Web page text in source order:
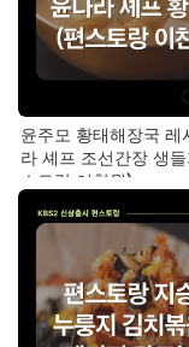
윤주모 황태해장국 레
라 셰프 조선간장 생
스토랑 이찬원)